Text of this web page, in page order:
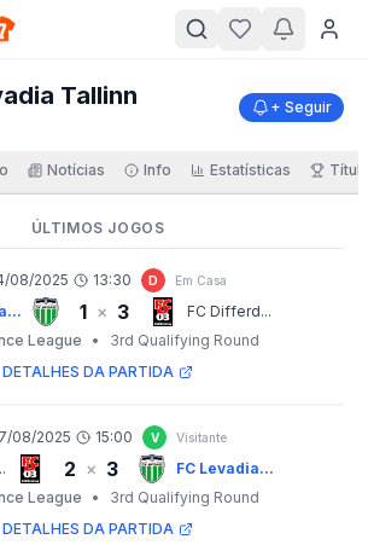
Tallinn + Seguir
Notícias Info Estatísticas
ÚLTIMOS JOGOS
08/2025 13:30 D Em Casa
1 × 3
FC Differd...
League
•
3rd Qualifying Round
DETALHES DA PARTIDA
08/2025 15:00 V Visitante
2 × 3
FC Levadia...
League
•
3rd Qualifying Round
DETALHES DA PARTIDA